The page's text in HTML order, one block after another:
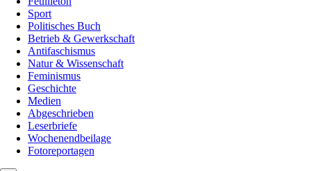
Sport
Politisches Buch
Betrieb & Gewerkschaft
Antifaschismus
Natur & Wissenschaft
Feminismus
Geschichte
Medien
Abgeschrieben
Leserbriefe
Wochenendbeilage
Fotoreportagen